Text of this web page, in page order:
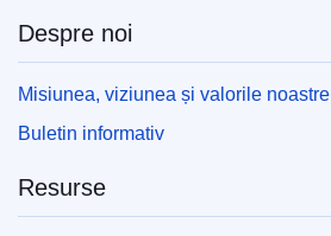
Despre noi
Misiunea, viziunea și valorile noastre
Buletin informativ
Resurse